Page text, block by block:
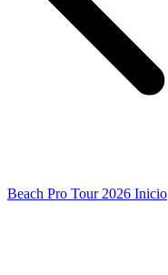
Beach Pro Tour 2026 Inicio